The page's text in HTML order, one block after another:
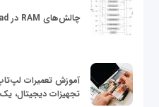
چالش‌های RAM در Workloadهای محاسباتی HPC
آموزش تعمیرات لپ‌تاپ
تجهیزات دیجیتال،